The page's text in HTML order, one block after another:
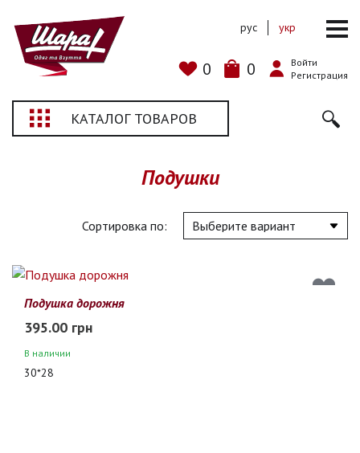
0 0
Войти
Регистрация
рус укр
КАТАЛОГ ТОВАРОВ
Подушки
Сортировка по:
Подушка дорожня
395.00 грн
В наличии
30*28